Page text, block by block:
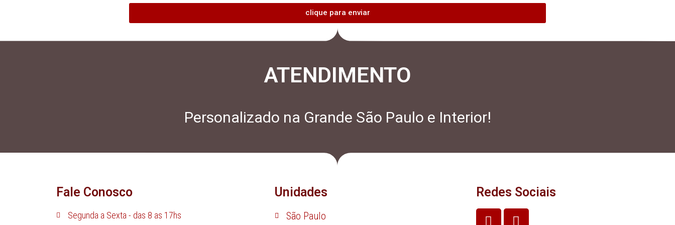
clique para enviar
ATENDIMENTO
Personalizado na Grande São Paulo e Interior!
Fale Conosco
Segunda a Sexta - das 8 as 17hs
Unidades
São Paulo
Redes Sociais